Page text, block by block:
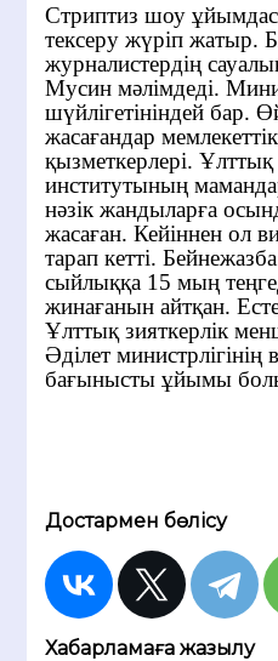
Стриптиз шоу
тексеру жүріп жатыр.
журналистердің
Мусин мәлімдеді.
шүйлігетініндей бар.
жасағандар
қызметкерлері.
институтының
нәзік жандыларға
жасаған. Кейіннен ол
тарап кетті.
сыйлыққа 15 мың
жинағанын айтқан.
Ұлттық зияткерлік
Әділет министрлігінің
бағынысты ұйымы
Достармен бөлісу
Хабарламаға жазылу